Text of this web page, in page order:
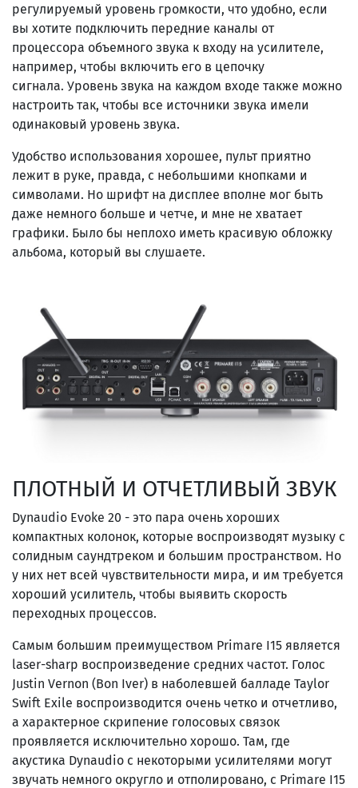
регулируемый уровень громкости, что удобно, если
вы хотите подключить передние каналы от
процессора объемного звука к входу на усилителе,
например, чтобы включить его в цепочку
сигнала. Уровень звука на каждом входе также можно
настроить так, чтобы все источники звука имели
одинаковый уровень звука.
Удобство использования хорошее, пульт приятно
лежит в руке, правда, с небольшими кнопками и
символами. Но шрифт на дисплее вполне мог быть
даже немного больше и четче, и мне не хватает
графики. Было бы неплохо иметь красивую обложку
альбома, который вы слушаете.
ПЛОТНЫЙ И ОТЧЕТЛИВЫЙ ЗВУК
Dynaudio Evoke 20 - это пара очень хороших
компактных колонок, которые воспроизводят музыку с
солидным саундтреком и большим пространством. Но
у них нет всей чувствительности мира, и им требуется
хороший усилитель, чтобы выявить скорость
переходных процессов.
Самым большим преимуществом Primare I15 является
laser-sharp воспроизведение средних частот. Голос
Justin Vernon (Bon Iver) в наболевшей балладе Taylor
Swift Exile воспроизводится очень четко и отчетливо,
а характерное скрипение голосовых связок
проявляется исключительно хорошо. Там, где
акустика Dynaudio с некоторыми усилителями могут
звучать немного округло и отполировано, с Primare I15